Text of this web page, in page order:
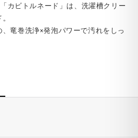
カビトルネード」は、洗濯槽クリー
竜巻洗浄×発泡パワーで汚れをしっ